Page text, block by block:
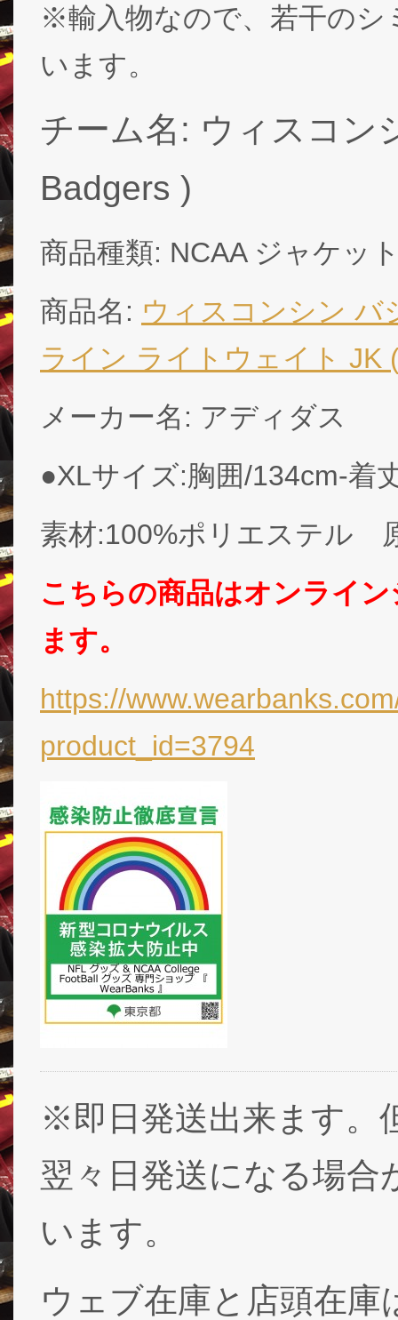
※輸入物なので、若干のシ
います。
チーム名: ウィスコン
Badgers )
商品種類: NCAA ジャケッ
商品名: ウィスコンシン バ
ライン ライトウェイト JK
メーカー名: アディダス
●XLサイズ:胸囲/134cm-着
素材:100%ポリエステル
こちらの商品はオンライ
ます。
https://
product_id=3794
※即日発送出来ます。
翌々日発送になる場
います。
ウェブ在庫と店頭在